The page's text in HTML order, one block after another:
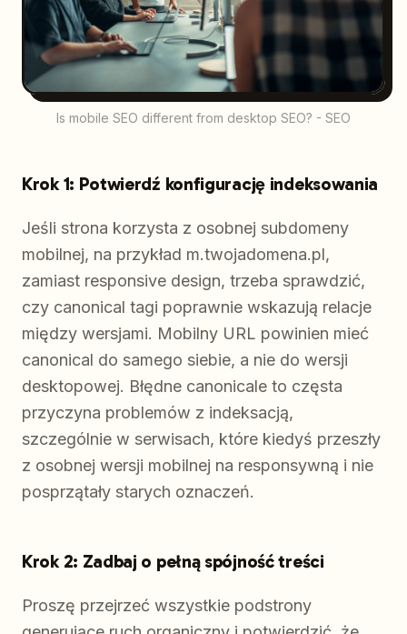
Is mobile SEO different from desktop SEO? - SEO
Krok 1: Potwierdź konfigurację indeksowania
Jeśli strona korzysta z osobnej subdomeny
mobilnej, na przykład m.twojadomena.pl,
zamiast responsive design, trzeba sprawdzić,
czy canonical tagi poprawnie wskazują relacje
między wersjami. Mobilny URL powinien mieć
canonical do samego siebie, a nie do wersji
desktopowej. Błędne canonicale to częsta
przyczyna problemów z indeksacją,
szczególnie w serwisach, które kiedyś przeszły
z osobnej wersji mobilnej na responsywną i nie
posprzątały starych oznaczeń.
Krok 2: Zadbaj o pełną spójność treści
Proszę przejrzeć wszystkie podstrony